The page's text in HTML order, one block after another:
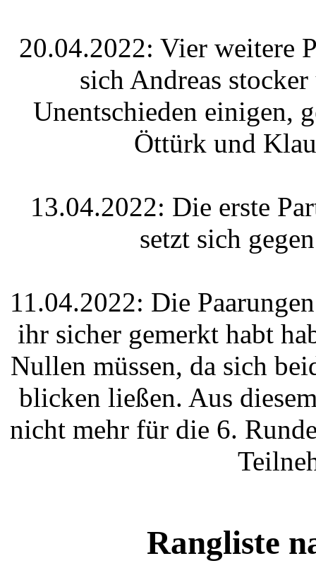
20.04.2022: Vier weitere
sich Andreas
Unentschieden einigen,
Öttürk und
13.04.2022: Die erste
setzt sich
11.04.2022: Die
ihr sicher gemerkt habt
Nullen müssen, da sich
blicken ließen. Aus
nicht mehr für die 6.
Rangliste